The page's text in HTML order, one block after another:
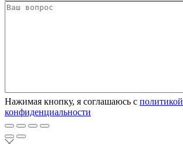
Нажимая кнопку, я соглашаюсь с политикой
конфиденциальности